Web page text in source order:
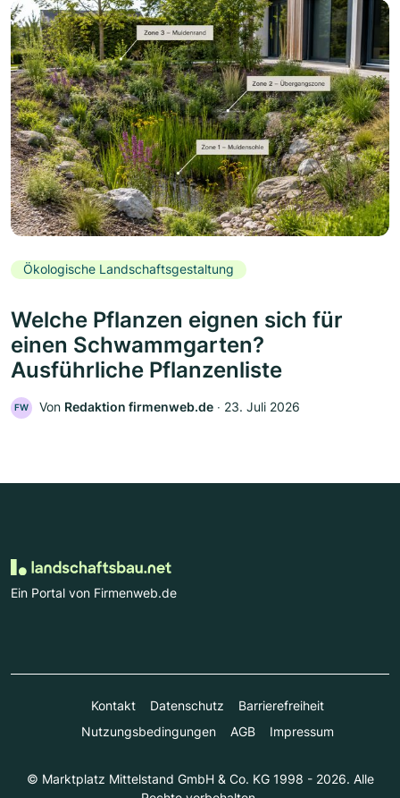
Ökologische Landschaftsgestaltung
Welche Pflanzen eignen sich für
einen Schwammgarten?
Ausführliche Pflanzenliste
FW Von Redaktion firmenweb.de ‧ 23. Juli 2026
Ein Portal von Firmenweb.de
Kontakt Datenschutz
Barrierefreiheit
Nutzungsbedingungen
AGB Impressum
© Marktplatz Mittelstand GmbH & Co. KG 1998 - 2026. Alle